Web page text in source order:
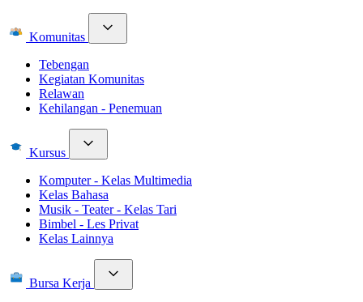
Komunitas
Tebengan
Kegiatan Komunitas
Relawan
Kehilangan - Penemuan
Kursus
Komputer - Kelas Multimedia
Kelas Bahasa
Musik - Teater - Kelas Tari
Bimbel - Les Privat
Kelas Lainnya
Bursa Kerja